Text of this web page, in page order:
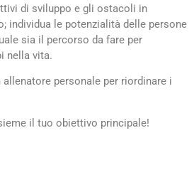
di sviluppo e gli ostacoli in
individua le potenzialità delle persone
sia il percorso da fare per
nella vita.
personale per riordinare i
il tuo obiettivo principale!